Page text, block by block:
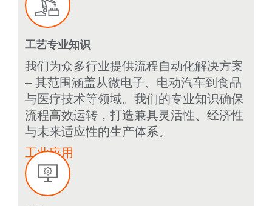
工艺专业知识
我们为众多行业提供流程自动化解决方案
– 其范围涵盖从微电子、电动汽车到食品
与医疗技术等领域。我们的专业知识确保
流程高效运转，打造兼具灵活性、经济性
与未来适应性的生产体系。
工业应用